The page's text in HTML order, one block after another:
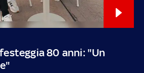
80 anni: "Un